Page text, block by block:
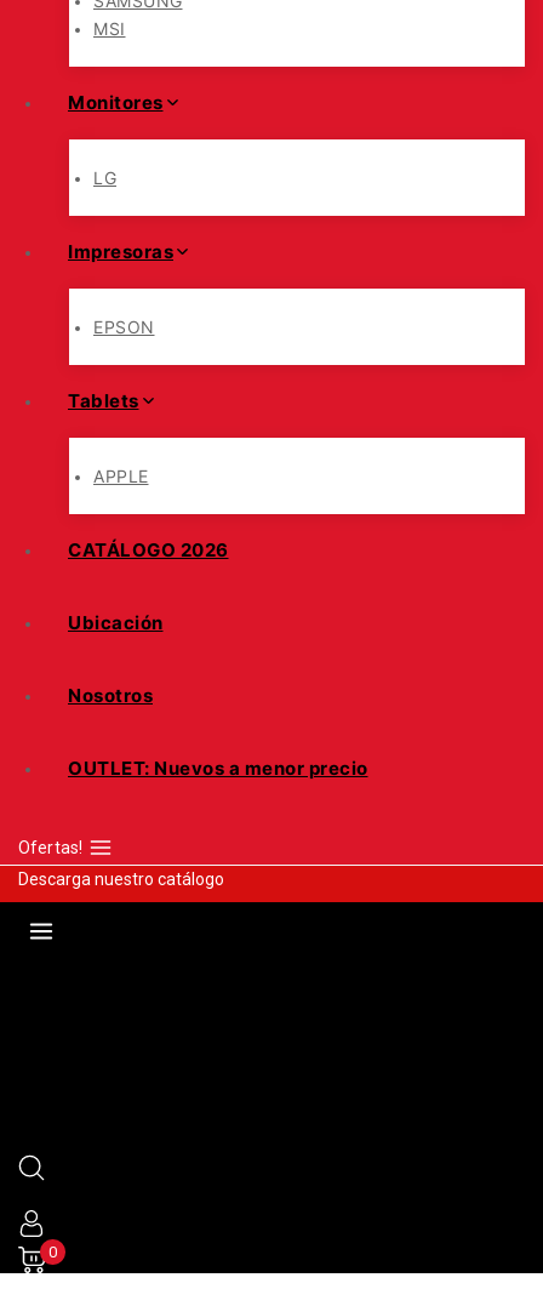
MSI
Monitores
LG
Impresoras
EPSON
Tablets
APPLE
CATÁLOGO 2026
Ubicación
Nosotros
OUTLET: Nuevos a menor precio
Ofertas!
Descarga nuestro catálogo
0